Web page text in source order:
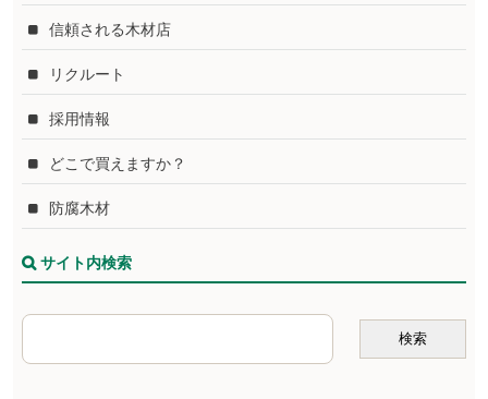
信頼される木材店
リクルート
採用情報
どこで買えますか？
防腐木材
サイト内検索